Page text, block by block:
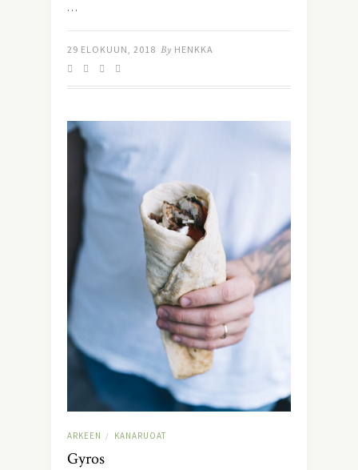
…
29 ELOKUUN, 2018 By HENKKA
ARKEEN / KANARUOAT
Gyros